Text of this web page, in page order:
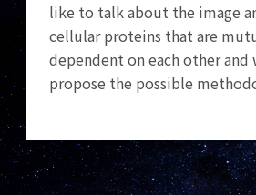
like to talk about the image
cellular proteins that are
dependent on each other
propose the possible